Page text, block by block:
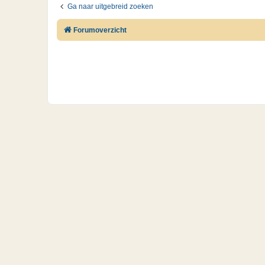
Ga naar uitgebreid zoeken
Forumoverzicht